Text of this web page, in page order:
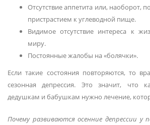
Отсутствие аппетита или, наоборот,
пристрастием к углеводной пище.
Видимое отсутствие интереса к
миру.
Постоянные жалобы на «болячки».
Если такие состояния повторяются, то
сезонная депрессия. Это значит, что
дедушкам и бабушкам нужно лечение,
Почему развиваются осенние депрессии у